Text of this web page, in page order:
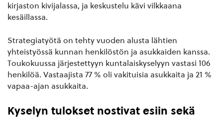
kirjaston kivijalassa, ja keskustelu kävi vilkkaana
kesäillassa.
Strategiatyötä on tehty vuoden alusta lähtien
yhteistyössä kunnan henkilöstön ja asukkaiden kanssa.
Toukokuussa järjestettyyn kuntalaiskyselyyn vastasi 106
henkilöä. Vastaajista 77 % oli vakituisia asukkaita ja 21 %
vapaa-ajan asukkaita.
Kyselyn tulokset nostivat esiin sekä